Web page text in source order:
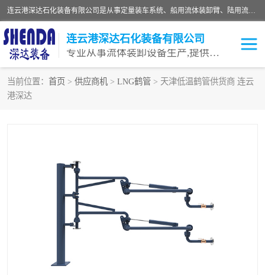
连云港深达石化装备有限公司是从事定量装车系统、船用流体装卸臂、陆用流体装卸臂（鹤管）、活动梯、钢构平台等全系列流体装卸设备的设计、制造、销售以及服务的专业供应商。公司始终以客户为中心，密切跟踪国内外油气储运及装卸设备先进技术的发展，以先进的技术、优质的产品、一流的服务，满足客户需求。
连云港深达石化装备有限公司
专业从事流体装卸设备生产,提供全面解决方案，生产与定制服务
当前位置： 首页 > 供应商机 > LNG鹤管 > 天津低温鹤管供货商 连云
港深达
鹤管
液氨装鹤管
输油臂
汽车鹤管